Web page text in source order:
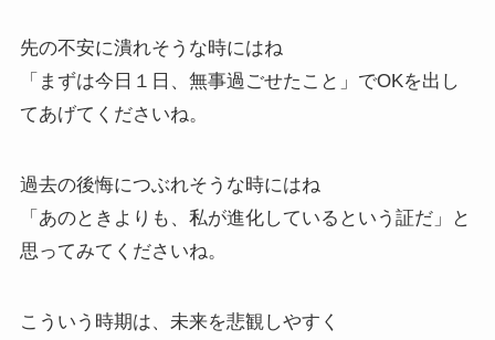
先の不安に潰れそうな時にはね
「まずは今日１日、無事過ごせたこと」でOKを出し
てあげてくださいね。
過去の後悔につぶれそうな時にはね
「あのときよりも、私が進化しているという証だ」と
思ってみてくださいね。
こういう時期は、未来を悲観しやすく